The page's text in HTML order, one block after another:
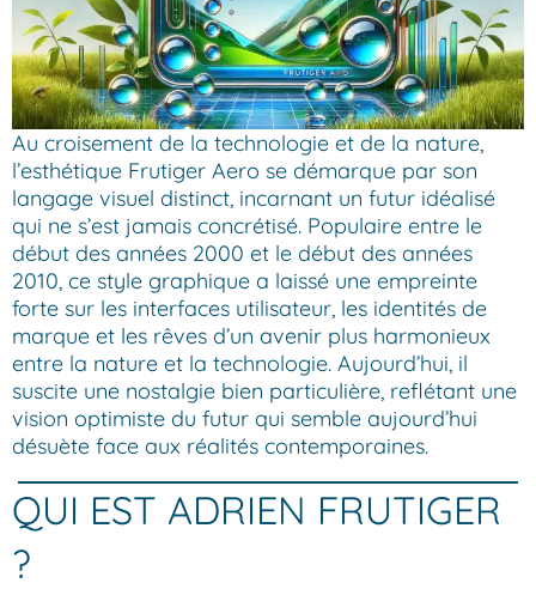
Au croisement de la technologie et de la nature,
l’esthétique Frutiger Aero se démarque par son
langage visuel distinct, incarnant un futur idéalisé
qui ne s’est jamais concrétisé. Populaire entre le
début des années 2000 et le début des années
2010, ce style graphique a laissé une empreinte
forte sur les interfaces utilisateur, les identités de
marque et les rêves d’un avenir plus harmonieux
entre la nature et la technologie. Aujourd’hui, il
suscite une nostalgie bien particulière, reflétant une
vision optimiste du futur qui semble aujourd’hui
désuète face aux réalités contemporaines.
QUI EST ADRIEN FRUTIGER
?